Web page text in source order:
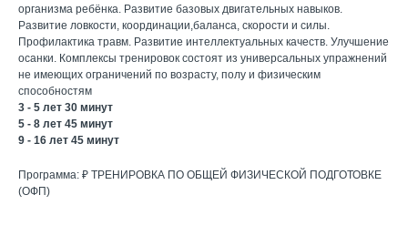
организма ребёнка. Развитие базовых двигательных навыков.
Развитие ловкости, координации,баланса, скорости и силы.
Профилактика травм. Развитие интеллектуальных качеств. Улучшение
осанки. Комплексы тренировок состоят из универсальных упражнений
не имеющих ограничений по возрасту, полу и физическим
способностям
3 - 5 лет 30 минут
5 - 8 лет 45 минут
9 - 16 лет 45 минут
Программа: ₽ ТРЕНИРОВКА ПО ОБЩЕЙ ФИЗИЧЕСКОЙ ПОДГОТОВКЕ
(ОФП)